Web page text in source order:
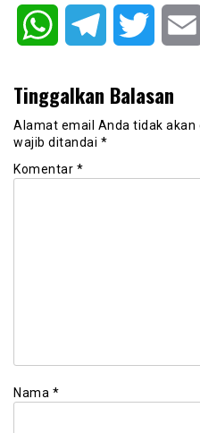
WhatsAppTelegram Twitter
Tinggalkan Balasan
Alamat email Anda tidak akan
wajib ditandai *
Komentar *
Nama *